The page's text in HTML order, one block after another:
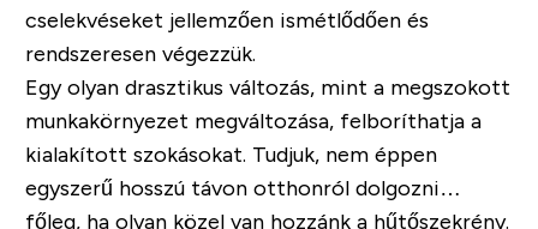
cselekvéseket jellemzően ismétlődően és
rendszeresen végezzük.
Egy olyan drasztikus változás, mint a megszokott
munkakörnyezet megváltozása, felboríthatja a
kialakított szokásokat. Tudjuk, nem éppen
egyszerű hosszú távon otthonról dolgozni…
főleg, ha olyan közel van hozzánk a hűtőszekrény.